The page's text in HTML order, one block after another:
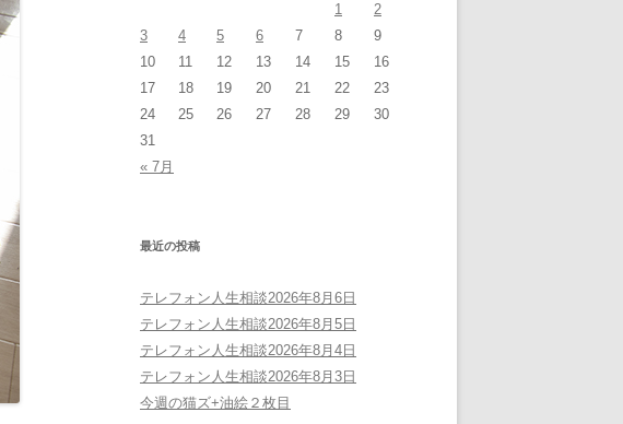
1
2
3
4 5 6 7 8
9
10
11 12 13 14 15
16
17
18 19 20 21 22
23
24
25 26 27 28 29
30
31
« 7月
最近の投稿
テレフォン人生相談2026年8月6日
テレフォン人生相談2026年8月5日
テレフォン人生相談2026年8月4日
テレフォン人生相談2026年8月3日
今週の猫ズ+油絵２枚目